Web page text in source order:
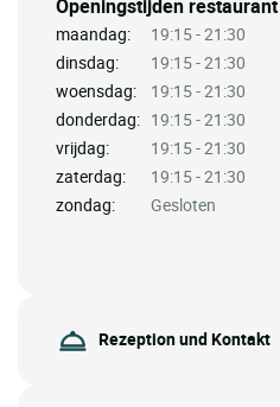
Openingstijden restaurant
maandag:
19:15 - 21:30
dinsdag:
19:15 - 21:30
woensdag:
19:15 - 21:30
donderdag: 19:15 - 21:30
vrijdag:
19:15 - 21:30
zaterdag:
19:15 - 21:30
zondag:
Gesloten
Rezeption und Kontakt